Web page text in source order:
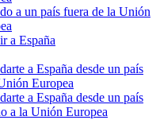
a un país fuera de la Unión
a España
a España desde un país
Europea
a España desde un país
a la Unión Europea